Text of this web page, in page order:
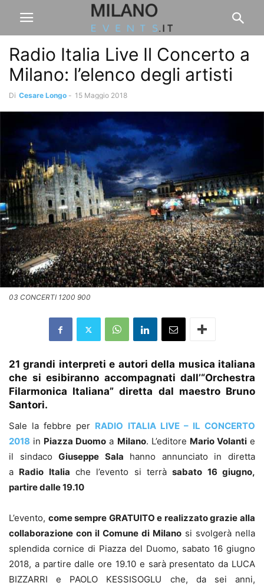
Radio Italia Live Il Concerto a
Milano: l’elenco degli artisti
Di Cesare Longo - 15 Maggio 2018
03 CONCERTI 1200 900
21 grandi interpreti e autori della musica italiana
che si esibiranno accompagnati dall’“Orchestra
Filarmonica Italiana” diretta dal maestro Bruno
Santori.
Sale la febbre per RADIO ITALIA LIVE – IL CONCERTO
2018 in Piazza Duomo a Milano. L’editore Mario Volantie
il sindacoGiuseppe Sala hanno annunciato in diretta
a Radio Italia che l’evento si terràsabato 16 giugno,
partire dalle 19.10
L’evento, come sempre GRATUITO e realizzato grazie alla
collaborazione con il Comune di Milano si svolgerà nella
splendida cornice di Piazza del Duomo, sabato 16 giugno
2018, a partire dalle ore 19.10 e sarà presentato da LUCA
BIZZARRI e PAOLO KESSISOGLU che, da sei anni,